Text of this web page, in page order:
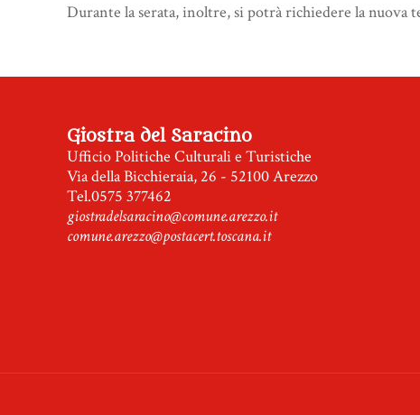
Durante la serata, inoltre, si potrà richiedere la nuova
Giostra del Saracino
Ufficio Politiche Culturali e Turistiche
Via della Bicchieraia, 26 - 52100 Arezzo
Tel.0575 377462
giostradelsaracino@comune.arezzo.it
comune.arezzo@postacert.toscana.it